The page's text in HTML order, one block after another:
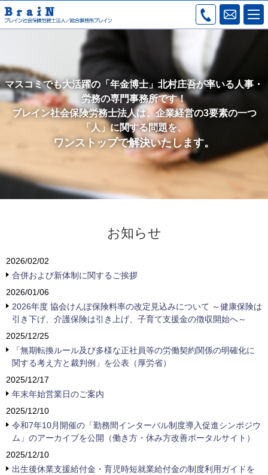
マスコミでも大活躍の「年金博士」北村庄吾が率いる人事・
労務の専門事務所です！
ブレイン社会保険労務士法人は、企業経営の3要素の一つ
「人」に関する問題を、
ワンストップで解決いたします。
お知らせ
2026/02/02
合併および新体制に関するご挨拶
2026/01/06
2026年度 協会けんぽ保険料率の改定見込みについて ～健康保険は
引き下げ、介護保険は引き上げ、子育て支援金の徴収開始へ～
2025/12/25
「無期転換ルール及び多様な正社員等の労働契約関係の明確化に
関する考え方と裁判例」を公表（厚労省）
2025/12/17
年末年始営業日のご案内
2025/12/10
令和7年10月開催の「勤務間インターバル制度導入促進シンポジウ
ム」のアーカイブを公開（働き方・休み方改善ポータルサイト）
2025/12/10
出生後休業支援給付金・育児時短就業給付金の制度利用ガイドを